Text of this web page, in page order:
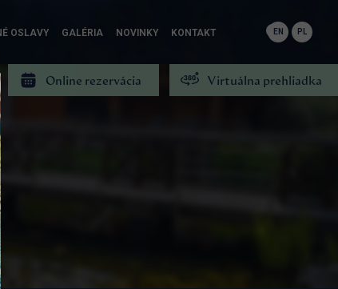
OSLAVY GALÉRIA NOVINKY KONTAKT EN PL
Online rezervácia Virtuálna prehliadka